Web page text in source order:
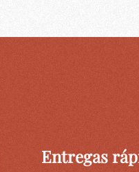
Entregas